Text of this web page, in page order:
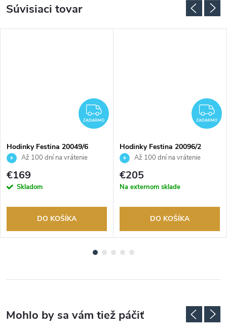
Súvisiaci tovar
ZADARMO
ZADARMO
Hodinky Festina 20049/6
Až 100 dní na vrátenie
tovaru. Autorizovaný predajca.
€169
Skladom
DO KOŠÍKA
ZADARMO
Hodinky Festina 20096/2
Až 100 dní na vrátenie
tovaru. Autorizovaný predajca.
€205
Na externom sklade
DO KOŠÍKA